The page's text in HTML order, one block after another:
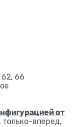
66
от
вперед,